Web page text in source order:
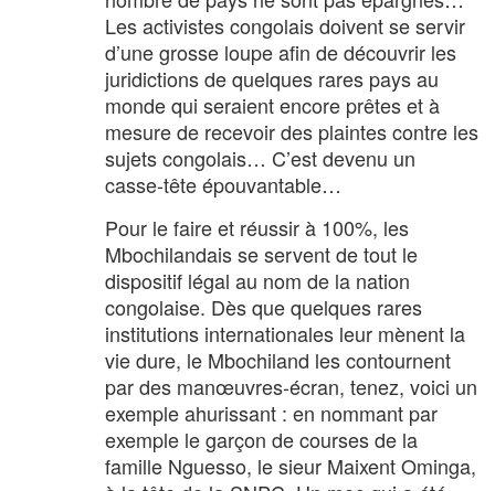
Les activistes congolais doivent se servir
d’une grosse loupe afin de découvrir les
juridictions de quelques rares pays au
monde qui seraient encore prêtes et à
mesure de recevoir des plaintes contre les
sujets congolais… C’est devenu un
casse-tête épouvantable…
Pour le faire et réussir à 100%, les
Mbochilandais se servent de tout le
dispositif légal au nom de la nation
congolaise. Dès que quelques rares
institutions internationales leur mènent la
vie dure, le Mbochiland les contournent
par des manœuvres-écran, tenez, voici un
exemple ahurissant : en nommant par
exemple le garçon de courses de la
famille Nguesso, le sieur Maixent Ominga,